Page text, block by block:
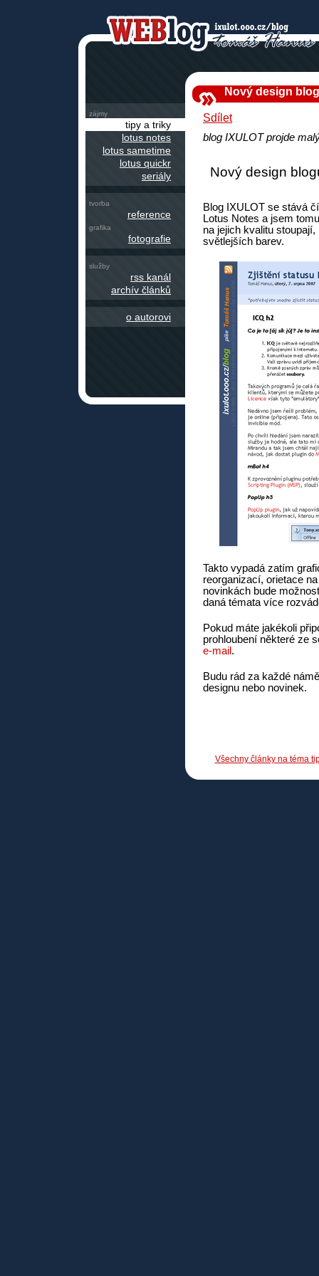
Nový design
Sdílet
blog IXULOT projde
Nový design
Blog IXULOT se stává
Lotus Notes a jsem
na jejich kvalitu
světlejších barev.
Takto vypadá zatím
reorganizací, orietace
novinkách bude
daná témata více
Pokud máte jakékoli
prohloubení některé ze
e-mail .
Budu rád za každé
designu nebo novinek.
Všechny články na téma
zájmy
tipy a triky
lotus notes
lotus sametime
lotus quickr
seriály
tvorba
reference
grafika
fotografie
služby
rss kanál
archív článků
o autorovi